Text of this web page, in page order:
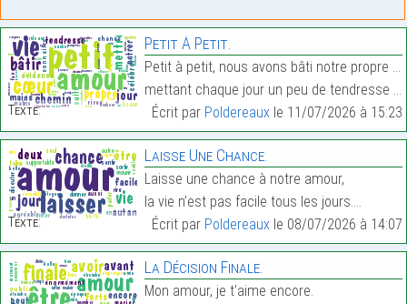
Texte:
Petit À Petit.
Petit à petit, nous avons bâti notre propre chemin
mettant chaque jour un peu de tendresse dans nos m…
Écrit par Poldereauxle 11/07/2026 à 15:23
Texte:
Laisse Une Chance.
Laisse une chance à notre amour,
la vie n’est pas facile tous les jours.…
Écrit par Poldereauxle 08/07/2026 à 14:07
La Décision Finale.
Mon amour, je t’aime encore.